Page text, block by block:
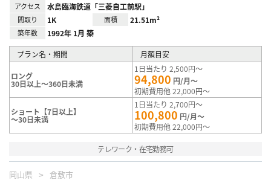
アクセス 水島臨海鉄道「三菱自工前駅」
間取り 1K 面積 21.51m²
築年数 1992年 1月 築
プラン名・期間 月額目安
ロング
30日以上～360日未満
1日当たり 2,500円～
94,800 円/月～
初期費用他 22,000円～
ショート【7日以上】
～30日未満
1日当たり 2,700円～
100,800 円/月～
初期費用他 22,000円～
テレワーク・在宅勤務可
岡山県 倉敷市